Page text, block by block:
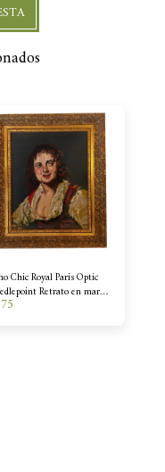
Chic Royal Paris Optic
Retrato en marco
antiguo